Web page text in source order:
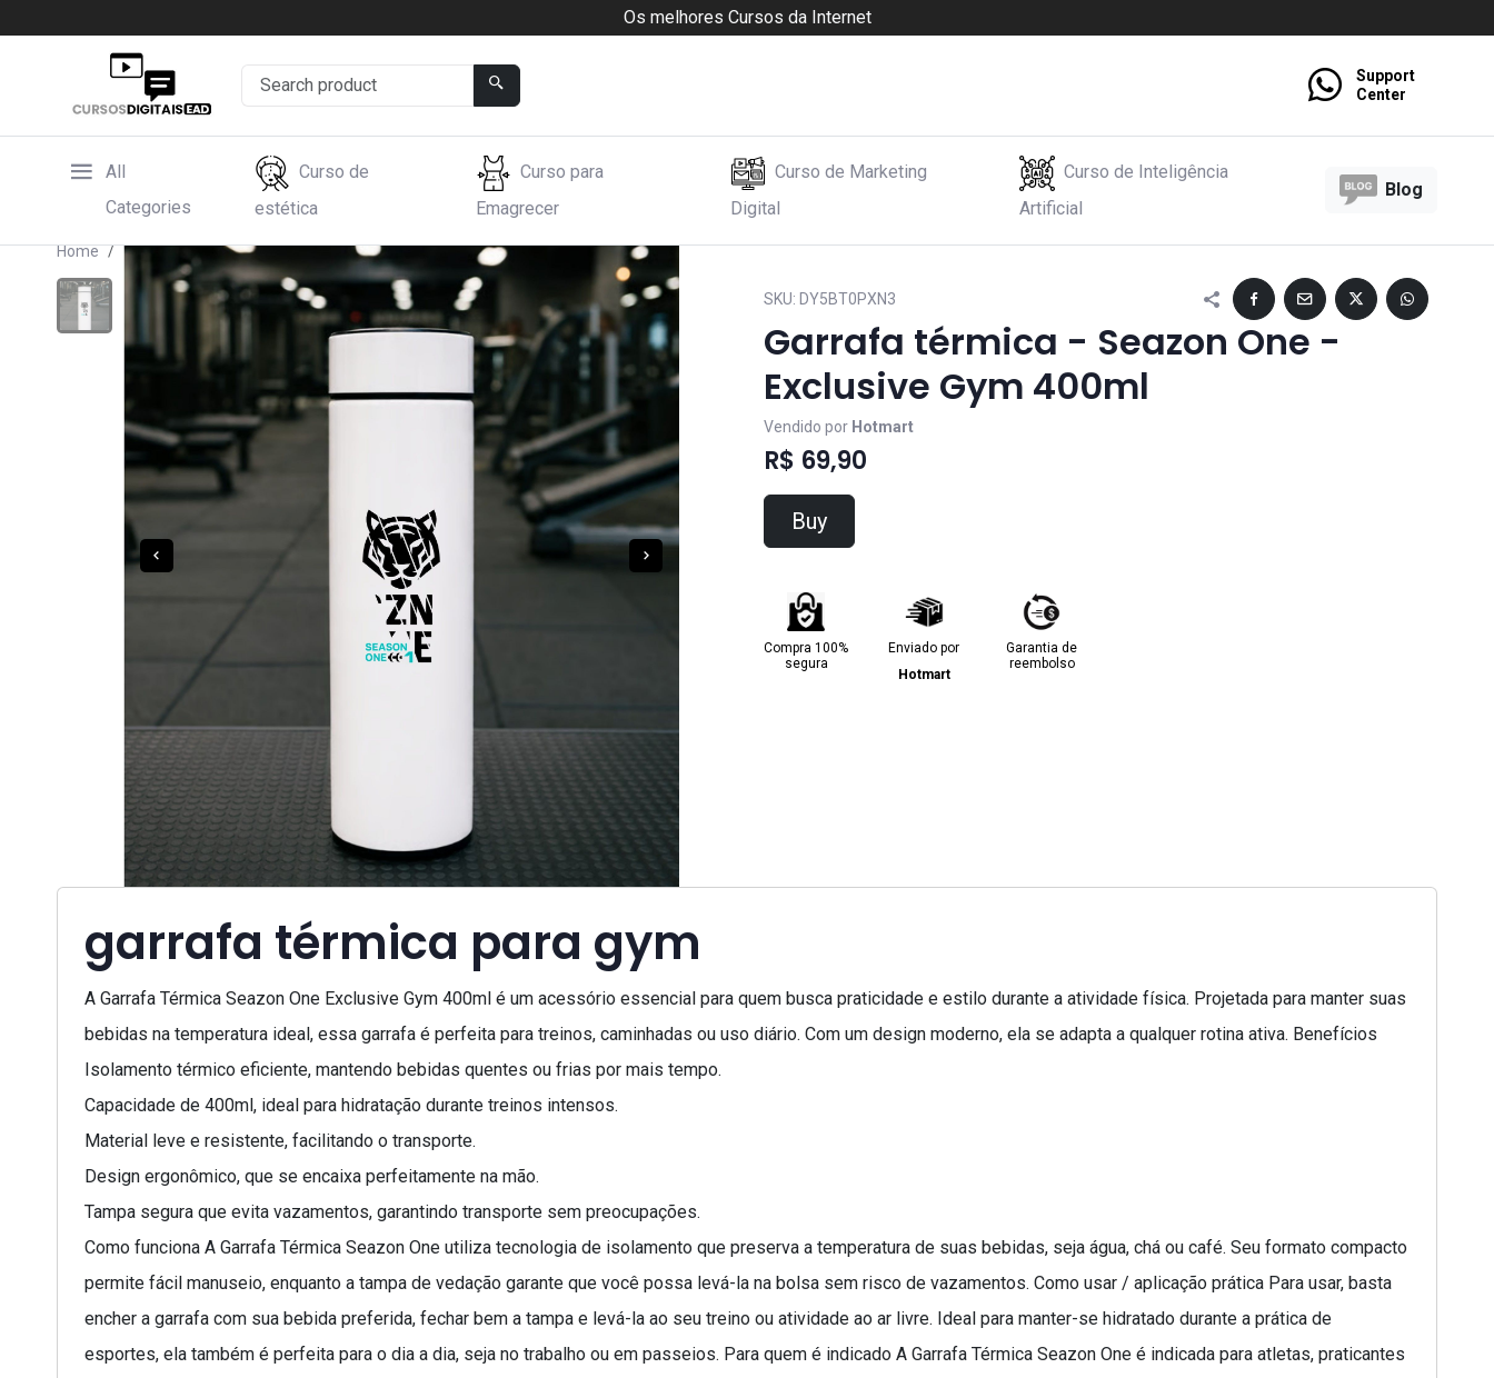
Os melhores Cursos da Internet
Support
Center
All
Categories
Curso de
estética
Curso para
Emagrecer
Curso de Marketing
Digital
Curso de Inteligência
Artificial
Blog
Home Hotmart Garrafa térmica - Seazon One - Exclusive Gym 400ml
SKU: DY5BT0PXN3
Garrafa térmica - Seazon One -
Exclusive Gym 400ml
Vendido por Hotmart
R$ 69,90
Buy
Compra 100%
segura
Enviado por
Hotmart
Garantia de
reembolso
garrafa térmica para gym
A Garrafa Térmica Seazon One Exclusive Gym 400ml é um acessório essencial para quem busca praticidade e estilo durante a atividade física. Projetada para manter suas
bebidas na temperatura ideal, essa garrafa é perfeita para treinos, caminhadas ou uso diário. Com um design moderno, ela se adapta a qualquer rotina ativa. Benefícios
Isolamento térmico eficiente, mantendo bebidas quentes ou frias por mais tempo.
Capacidade de 400ml, ideal para hidratação durante treinos intensos.
Material leve e resistente, facilitando o transporte.
Design ergonômico, que se encaixa perfeitamente na mão.
Tampa segura que evita vazamentos, garantindo transporte sem preocupações.
Como funciona A Garrafa Térmica Seazon One utiliza tecnologia de isolamento que preserva a temperatura de suas bebidas, seja água, chá ou café. Seu formato compacto
permite fácil manuseio, enquanto a tampa de vedação garante que você possa levá-la na bolsa sem risco de vazamentos. Como usar / aplicação prática Para usar, basta
encher a garrafa com sua bebida preferida, fechar bem a tampa e levá-la ao seu treino ou atividade ao ar livre. Ideal para manter-se hidratado durante a prática de
esportes, ela também é perfeita para o dia a dia, seja no trabalho ou em passeios. Para quem é indicado A Garrafa Térmica Seazon One é indicada para atletas, praticantes